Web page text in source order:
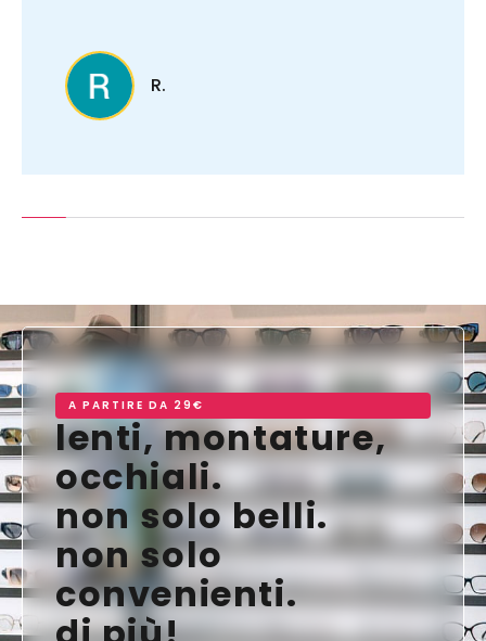
R.
A PARTIRE DA 29€
lenti, montature,
occhiali.
non solo belli.
non solo
convenienti.